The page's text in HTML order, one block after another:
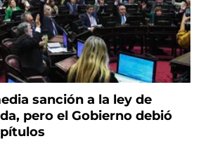
sanción a la ley de
pero el Gobierno debió